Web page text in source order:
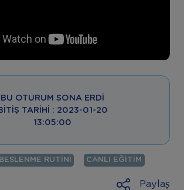
BU OTURUM SONA ERDI
TARIHI : 2023-01-20
13:05:00
RUTINI CANLI EĞITIM
Paylaş